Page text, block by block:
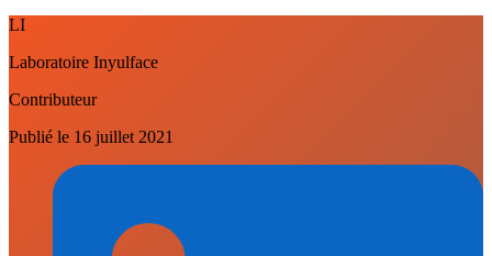
LI
Laboratoire Inyulface
Contributeur
Publié le 16 juillet 2021